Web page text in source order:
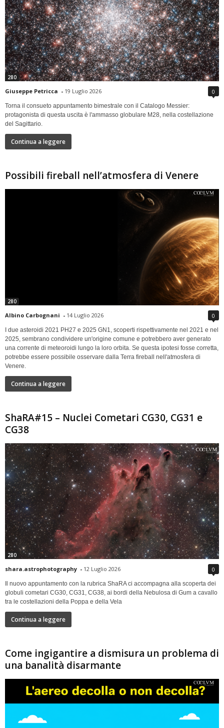
280
Giuseppe Petricca - 19 Luglio 2026 0
Torna il consueto appuntamento bimestrale con il Catalogo Messier:
protagonista di questa uscita è l'ammasso globulare M28, nella costellazione
del Sagittario.
Continua a leggere
Possibili fireball nell’atmosfera di Venere
280
Albino Carbognani - 14 Luglio 2026 0
I due asteroidi 2021 PH27 e 2025 GN1, scoperti rispettivamente nel 2021 e nel
2025, sembrano condividere un'origine comune e potrebbero aver generato
una corrente di meteoroidi lungo la loro orbita. Se questa ipotesi fosse corretta,
potrebbe essere possibile osservare dalla Terra fireball nell'atmosfera di
Venere.
Continua a leggere
ShaRA#15 – Nuclei Cometari CG30, CG31 e
CG38
280
shara.astrophotography - 12 Luglio 2026 0
Il nuovo appuntamento con la rubrica ShaRA ci accompagna alla scoperta dei
globuli cometari CG30, CG31, CG38, ai bordi della Nebulosa di Gum a cavallo
tra le costellazioni della Poppa e della Vela
Continua a leggere
Come ingigantire a dismisura un problema di
una banalità disarmante